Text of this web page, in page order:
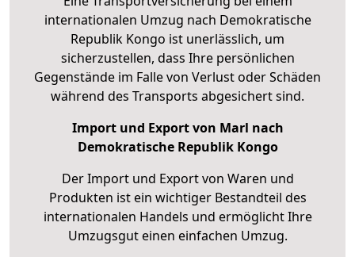
internationalen Umzug nach Demokratische
Republik Kongo ist unerlässlich, um
sicherzustellen, dass Ihre persönlichen
Gegenstände im Falle von Verlust oder Schäden
während des Transports abgesichert sind.
Import und Export von Marl nach
Demokratische Republik Kongo
Der Import und Export von Waren und
Produkten ist ein wichtiger Bestandteil des
internationalen Handels und ermöglicht Ihre
Umzugsgut einen einfachen Umzug.